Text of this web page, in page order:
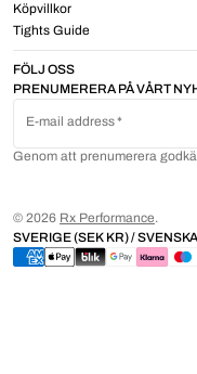
PRENUMERERA PÅ VÅRT
E-mail address
Genom att prenumerera
Köpvillkor
Tights Guide
FÖLJ OSS
© 2026 Rx Performance.
SVERIGE (SEK KR) / SVENSKA